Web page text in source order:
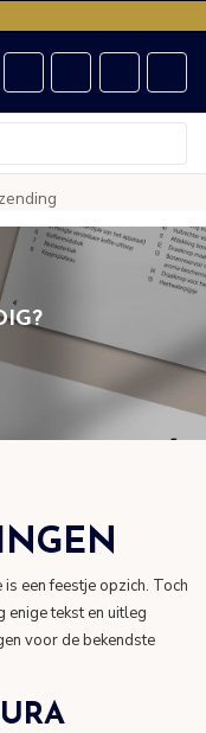
is een feestje opzich. Toch
enige tekst en uitleg
voor de bekendste